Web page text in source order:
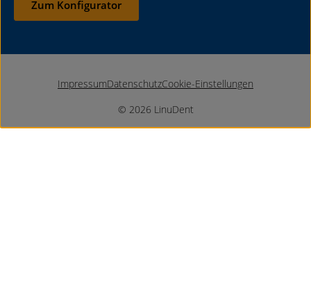
Zum Konfigurator
© 2026 LinuDent
ImpressumDatenschutzCookie-Einstellungen